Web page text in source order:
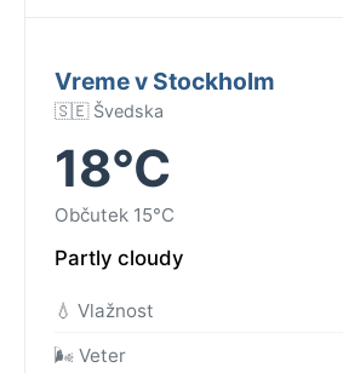
Vreme v Stockholm
🇸🇪 Švedska
18°C
Občutek 15°C
Partly cloudy
💧 Vlažnost
🌬️ Veter